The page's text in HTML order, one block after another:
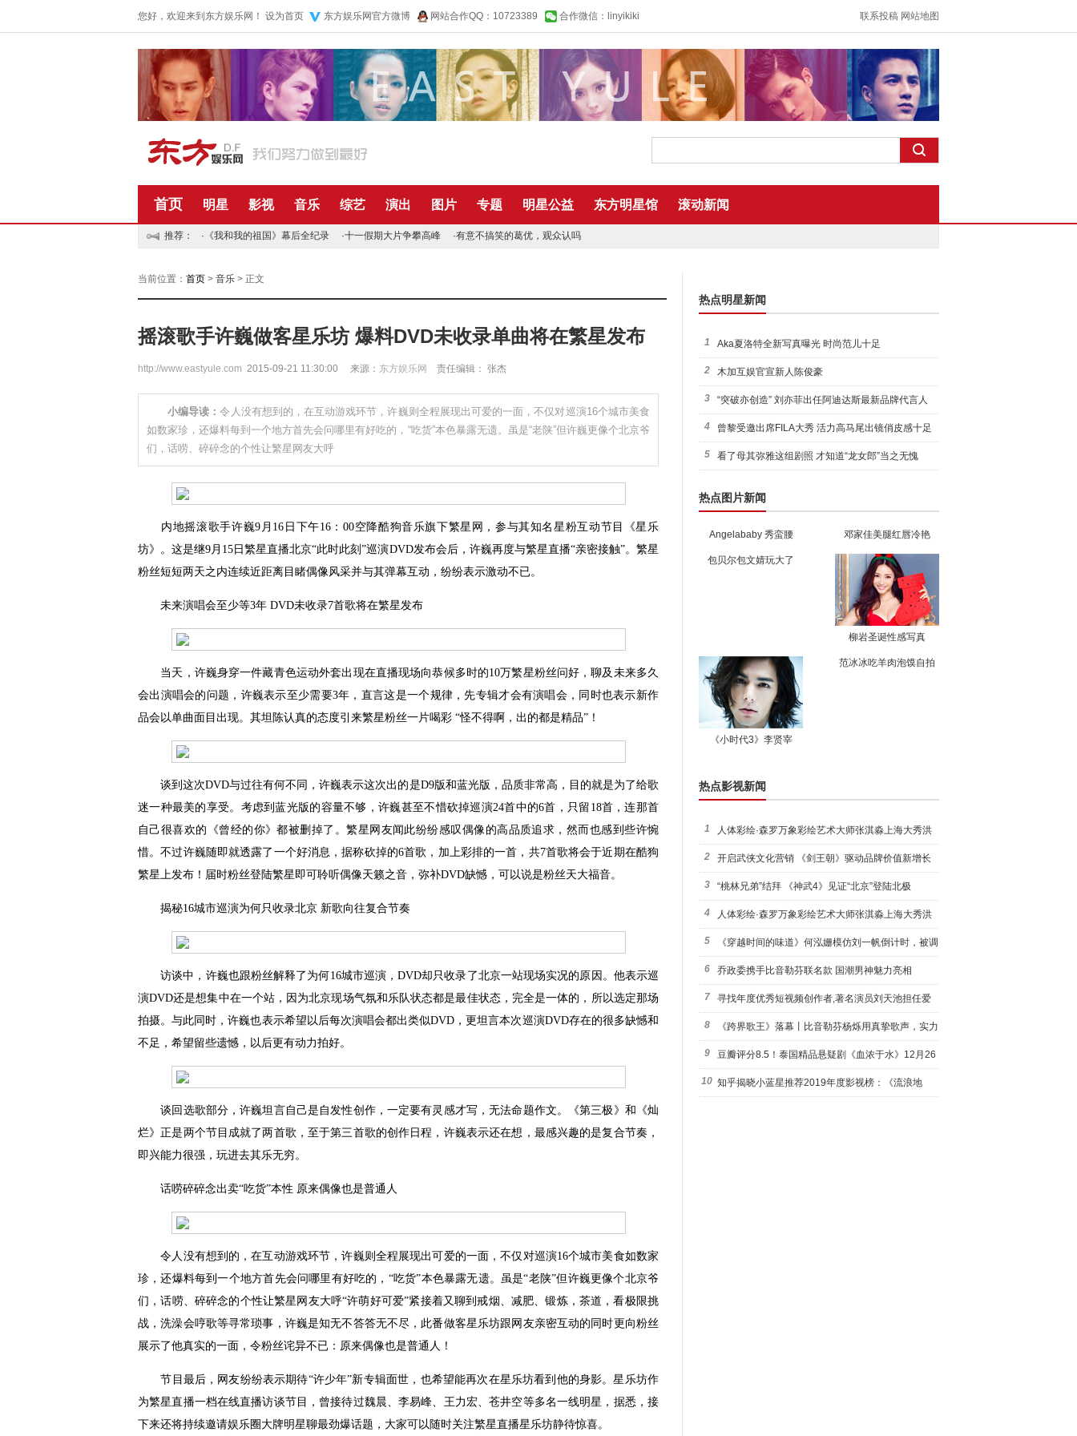
您好，欢迎来到东方娱乐网！ 设为首页 东方娱乐网官方微博 网站合作QQ：10723389 合作微信：linyikiki 联系投稿 网站地图
首页 明星 影视 音乐 综艺 演出 图片 专题 明星公益 东方明星馆 滚动新闻
推荐： · 《我和我的祖国》幕后全纪录 ·十一假期大片争攀高峰 ·有意不搞笑的葛优，观众认吗
当前位置： 首页 > 音乐 > 正文
摇滚歌手许巍做客星乐坊 爆料DVD未收录单曲将在繁星发布
http://www.eastyule.com 2015-09-21 11:30:00 来源： 东方娱乐网 责任编辑： 张杰
小编导读：令人没有想到的，在互动游戏环节，许巍则全程展现出可爱的一面，不仅对巡演16个城市美食
如数家珍，还爆料每到一个地方首先会问哪里有好吃的，“吃货”本色暴露无遗。虽是“老陕”但许巍更像个北京爷
们，话唠、碎碎念的个性让繁星网友大呼
内地摇滚歌手许巍9月16日下午16：00空降酷狗音乐旗下繁星网，参与其知名星粉互动节目《星乐
坊》。这是继9月15日繁星直播北京“此时此刻”巡演DVD发布会后，许巍再度与繁星直播“亲密接触”。繁星
粉丝短短两天之内连续近距离目睹偶像风采并与其弹幕互动，纷纷表示激动不已。
未来演唱会至少等3年 DVD未收录7首歌将在繁星发布
当天，许巍身穿一件藏青色运动外套出现在直播现场向恭候多时的10万繁星粉丝问好，聊及未来多久
会出演唱会的问题，许巍表示至少需要3年，直言这是一个规律，先专辑才会有演唱会，同时也表示新作
品会以单曲面目出现。其坦陈认真的态度引来繁星粉丝一片喝彩 “怪不得啊，出的都是精品”！
谈到这次DVD与过往有何不同，许巍表示这次出的是D9版和蓝光版，品质非常高，目的就是为了给歌
迷一种最美的享受。考虑到蓝光版的容量不够，许巍甚至不惜砍掉巡演24首中的6首，只留18首，连那首
自己很喜欢的《曾经的你》都被删掉了。繁星网友闻此纷纷感叹偶像的高品质追求，然而也感到些许惋
惜。不过许巍随即就透露了一个好消息，据称砍掉的6首歌，加上彩排的一首，共7首歌将会于近期在酷狗
繁星上发布！届时粉丝登陆繁星即可聆听偶像天籁之音，弥补DVD缺憾，可以说是粉丝天大福音。
揭秘16城市巡演为何只收录北京 新歌向往复合节奏
访谈中，许巍也跟粉丝解释了为何16城市巡演，DVD却只收录了北京一站现场实况的原因。他表示巡
演DVD还是想集中在一个站，因为北京现场气氛和乐队状态都是最佳状态，完全是一体的，所以选定那场
拍摄。与此同时，许巍也表示希望以后每次演唱会都出类似DVD，更坦言本次巡演DVD存在的很多缺憾和
不足，希望留些遗憾，以后更有动力拍好。
谈回选歌部分，许巍坦言自己是自发性创作，一定要有灵感才写，无法命题作文。《第三极》和《灿
烂》正是两个节目成就了两首歌，至于第三首歌的创作日程，许巍表示还在想，最感兴趣的是复合节奏，
即兴能力很强，玩进去其乐无穷。
话唠碎碎念出卖“吃货”本性 原来偶像也是普通人
令人没有想到的，在互动游戏环节，许巍则全程展现出可爱的一面，不仅对巡演16个城市美食如数家
珍，还爆料每到一个地方首先会问哪里有好吃的，“吃货”本色暴露无遗。虽是“老陕”但许巍更像个北京爷
们，话唠、碎碎念的个性让繁星网友大呼“许萌好可爱”紧接着又聊到戒烟、减肥、锻炼，茶道，看极限挑
战，洗澡会哼歌等寻常琐事，许巍是知无不答答无不尽，此番做客星乐坊跟网友亲密互动的同时更向粉丝
展示了他真实的一面，令粉丝诧异不已：原来偶像也是普通人！
节目最后，网友纷纷表示期待“许少年”新专辑面世，也希望能再次在星乐坊看到他的身影。星乐坊作
为繁星直播一档在线直播访谈节目，曾接待过魏晨、李易峰、王力宏、苍井空等多名一线明星，据悉，接
下来还将持续邀请娱乐圈大牌明星聊最劲爆话题，大家可以随时关注繁星直播星乐坊静待惊喜。
热点明星新闻
1 Aka夏洛特全新写真曝光 时尚范儿十足
2 木加互娱官宣新人陈俊豪
3 “突破亦创造” 刘亦菲出任阿迪达斯最新品牌代言人
引爆
4 曾黎受邀出席FILA大秀 活力高马尾出镜俏皮感十足
5 看了母其弥雅这组剧照 才知道“龙女郎”当之无愧
热点图片新闻
Angelababy 秀蛮腰 邓家佳美腿红唇冷艳
包贝尔包文婧玩大了
柳岩圣诞性感写真
《小时代3》李贤宰
范冰冰吃羊肉泡馍自拍
热点影视新闻
1 人体彩绘·森罗万象彩绘艺术大师张淇淼上海大秀洪
荒宇宙
2 开启武侠文化营销 《剑王朝》驱动品牌价值新增长
3 “桃林兄弟”结拜 《神武4》见证“北京”登陆北极
4 人体彩绘·森罗万象彩绘艺术大师张淇淼上海大秀洪
荒宇宙
5 《穿越时间的味道》何泓姗模仿刘一帆倒计时，被调
侃“学人
6 乔政委携手比音勒芬联名款 国潮男神魅力亮相
7 寻找年度优秀短视频创作者,著名演员刘天池担任爱
奇艺号"奇
8 《跨界歌王》落幕丨比音勒芬杨烁用真挚歌声，实力
圈粉!
9 豆瓣评分8.5！泰国精品悬疑剧《血浓于水》12月26
日西瓜视
10 知乎揭晓小蓝星推荐2019年度影视榜：《流浪地